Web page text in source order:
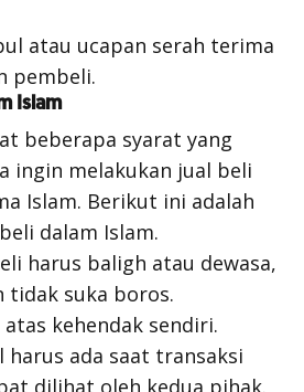
atau ucapan serah terima
pembeli.
Islam
beberapa syarat yang
ingin melakukan jual beli
Islam. Berikut ini adalah
dalam Islam.
harus baligh atau dewasa,
tidak suka boros.
kehendak sendiri.
harus ada saat transaksi
dilihat oleh kedua pihak.